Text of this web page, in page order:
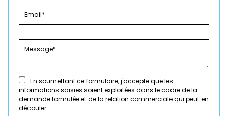
En soumettant ce formulaire, j'accepte que les
informations saisies soient exploitées dans le cadre de la
demande formulée et de la relation commerciale qui peut en
découler.